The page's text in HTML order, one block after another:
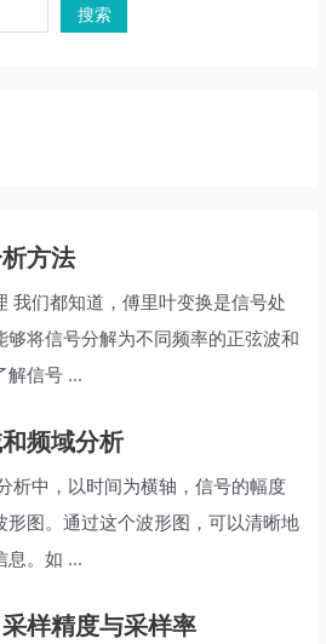
搜索
方法
我们都知道，傅里叶变换是信号处
将信号分解为不同频率的正弦波和
解信号 ...
频域分析
析中，以时间为横轴，信号的幅度
形图。通过这个波形图，可以清晰地
息。如 ...
样精度与采样率